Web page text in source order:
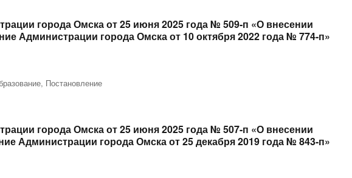
города Омска от 25 июня 2025 года № 509-п «О внесении
Администрации города Омска от 10 октября 2022 года № 774-п»
, Постановление
города Омска от 25 июня 2025 года № 507-п «О внесении
Администрации города Омска от 25 декабря 2019 года № 843-п»